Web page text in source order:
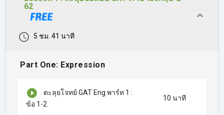
ครูดิวพาติวข้อสอบ GAT ENG 62 แบบเข้มข้น ครบทุกพาร์ท รับรอง
ว่าเรียนแล้ว ได้เทคนิคไปปราบโจทย์ทุกแบบแน่นอน! อัพคะแนน
GAT ENG ให้พุ่งปรี๊ด ยื่นเข้าคณะในฝันได้เลย!
62
5 ชม. 41 นาที
Part One: Expression
ตะลุยโจทย์ GAT Eng พาร์ท 1 :
ข้อ 1-2
10 นาที